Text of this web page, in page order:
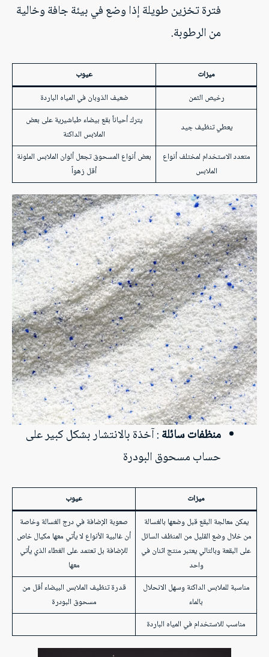
فترة تخزين طويلة إذا وضع في بيئة جافة وخالية
من الرطوبة.
ميزات
عيوب
رخيص الثمن
ضعيف الذوبان في المياه الباردة
يعطي تنظيف جيد
يترك أحياناً بقع بيضاء طباشيرية على بعض
الملابس الداكنة
متعدد الاستخدام لمختلف أنواع
الملابس
بعض أنواع المسحوق تجعل ألوان الملابس الملونة
أقل زهواً
منظفات سائلة: آخذة بالانتشار بشكل كبير على
حساب مسحوق البودرة
ميزات
عيوب
يمكن معالجة البقع قبل وضعها بالغسالة
من خلال وضع القليل من المنظف السائل
على البقعة وبالتالي يعتبر منتج اثنان في
واحد
صعوبة الإضافة في درج الغسالة وخاصة
أن غالبية الأنواع لا يأتي معها مكيال خاص
للإضافة بل تعتمد على الغطاء الذي يأتي
معها
مناسبة للملابس الداكنة وسهل الانحلال
بالماء
قدرة تنظيف الملابس البيضاء أقل من
مسحوق البودرة
مناسب للاستخدام في المياه الباردة